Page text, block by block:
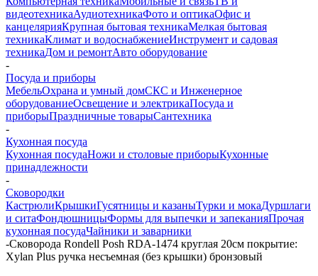
видеотехникаАудиотехникаФото и оптикаОфис и
канцелярияКрупная бытовая техникаМелкая бытовая
техникаКлимат и водоснабжениеИнструмент и садовая
техникаДом и ремонтАвто оборудование
-
Посуда и приборы
МебельОхрана и умный домСКС и Инженерное
оборудованиеОсвещение и электрикаПосуда и
приборыПраздничные товарыСантехника
-
Кухонная посуда
Кухонная посудаНожи и столовые приборыКухонные
принадлежности
-
Сковородки
КастрюлиКрышкиГусятницы и казаныТурки и мокаДуршлаги
и ситаФондюшницыФормы для выпечки и запеканияПрочая
кухонная посудаЧайники и заварники
-Сковорода Rondell Posh RDA-1474 круглая 20см покрытие:
Xylan Plus ручка несъемная (без крышки) бронзовый